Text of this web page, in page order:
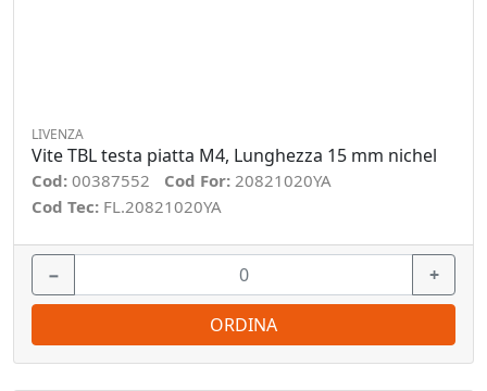
LIVENZA
Vite TBL testa piatta M4, Lunghezza 15 mm nichel
Cod: 00387552 Cod For: 20821020YA
Cod Tec: FL.20821020YA
− +
ORDINA